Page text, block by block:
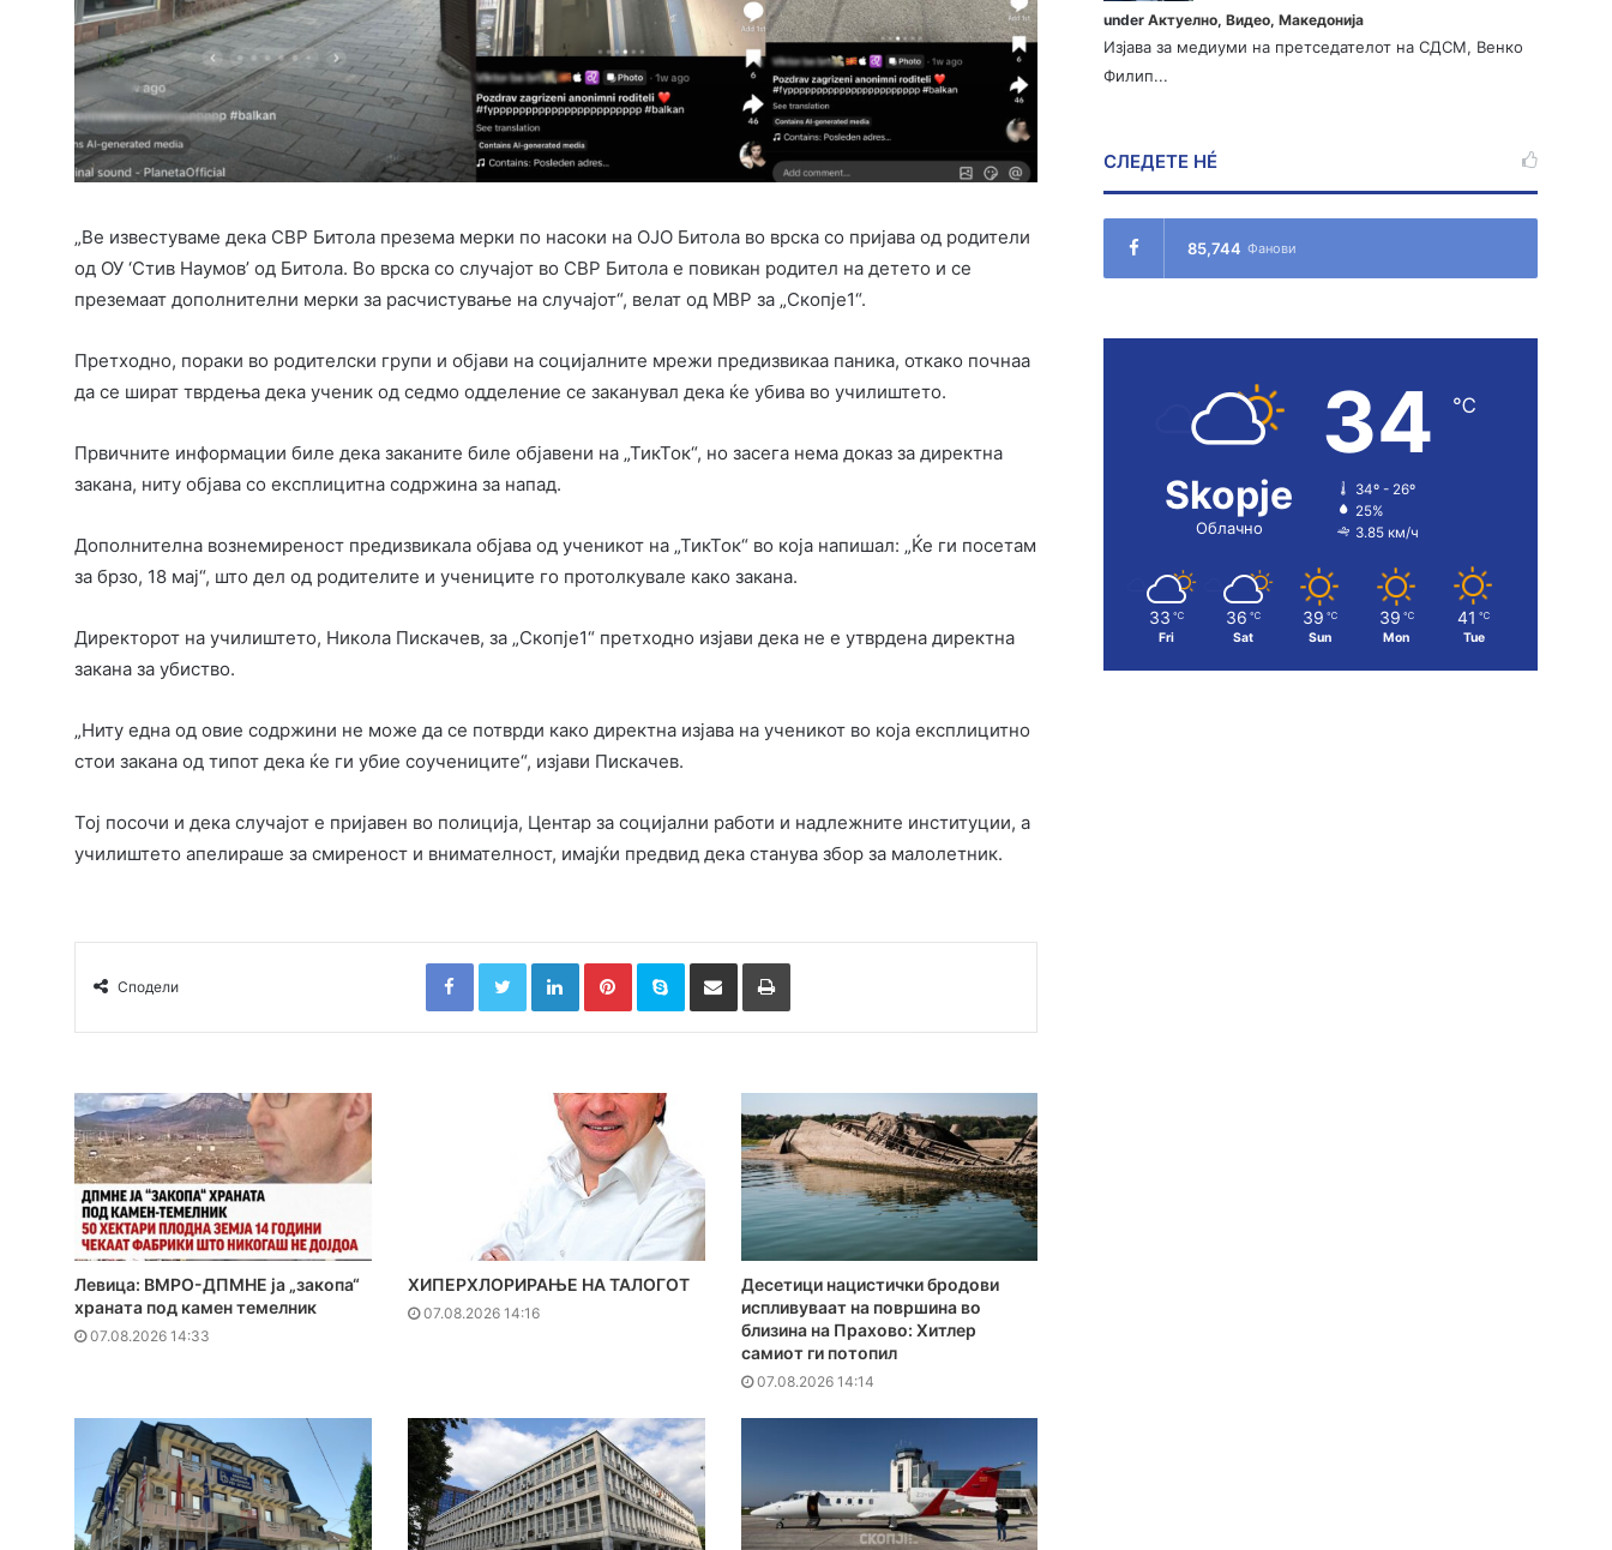
„Ве известуваме дека СВР Битола презема мерки по насоки на ОЈО Битола во врска со пријава од родители
од ОУ ‘Стив Наумов’ од Битола. Во врска со случајот во СВР Битола е повикан родител на детето и се
преземаат дополнителни мерки за расчистување на случајот“, велат од МВР за „Скопје1“.
Претходно, пораки во родителски групи и објави на социјалните мрежи предизвикаа паника, откако почнаа
да се шират тврдења дека ученик од седмо одделение се заканувал дека ќе убива во училиштето.
Првичните информации биле дека заканите биле објавени на „ТикТок“, но засега нема доказ за директна
закана, ниту објава со експлицитна содржина за напад.
Дополнителна вознемиреност предизвикала објава од ученикот на „ТикТок“ во која напишал: „Ќе ги посетам
за брзо, 18 мај“, што дел од родителите и учениците го протолкувале како закана.
Директорот на училиштето, Никола Пискачев, за „Скопје1“ претходно изјави дека не е утврдена директна
закана за убиство.
„Ниту една од овие содржини не може да се потврди како директна изјава на ученикот во која експлицитно
стои закана од типот дека ќе ги убие соучениците“, изјави Пискачев.
Тој посочи и дека случајот е пријавен во полиција, Центар за социјални работи и надлежните институции, а
училиштето апелираше за смиреност и внимателност, имајќи предвид дека станува збор за малолетник.
Сподели
FacebookTwitterLinkedInPinterestSkype Сподели преку Е-маил Испринтај
Левица: ВМРО-ДПМНЕ ја „закопа“
храната под камен темелник
07.08.2026 14:33
ХИПЕРХЛОРИРАЊЕ НА ТАЛОГОТ
07.08.2026 14:16
Десетици нацистички бродови
испливуваат на површина во
близина на Прахово: Хитлер
самиот ги потопил
07.08.2026 14:14
underАктуелно,Видео,Македонија
Изјава за медиуми на претседателот на СДСМ, Венко
Филип...
СЛЕДЕТЕ НÉ
85,744 Фанови
Skopje
Облачно
34 ℃
34º - 26º
25%
3.85 км/ч
33 ℃
Fri
36 ℃
Sat
39 ℃
Sun
39 ℃
Mon
41 ℃
Tue